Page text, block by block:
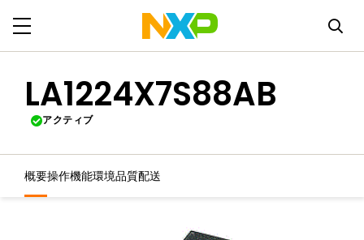
LA1224X7S88AB
アクティブ
概要操作機能環境品質配送